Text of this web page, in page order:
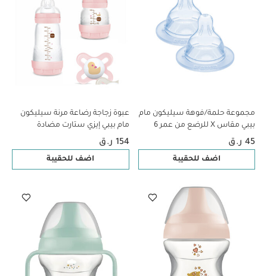
مجموعة حلمة/فوهة سيليكون مام
بيبي مقاس X للرضع من عمر 6
أشهر فما فوق | شفاف – عبوة
قطعتين
45 ر.ق
اضف للحقيبة
عبوة زجاجة رضاعة مرنة سيليكون
مام بيبي إيزي ستارت مضادة
للمغص - من سن الولادة فما فوق
| سي لايف بينك - 3 قطع
154 ر.ق
اضف للحقيبة